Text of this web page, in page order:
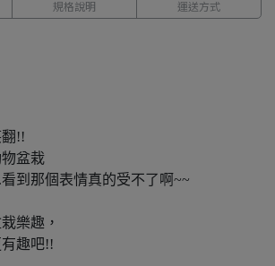
規格說明 運送方式
!!
盆栽
到那個表情真的受不了啊~~
樂趣，
趣吧!!